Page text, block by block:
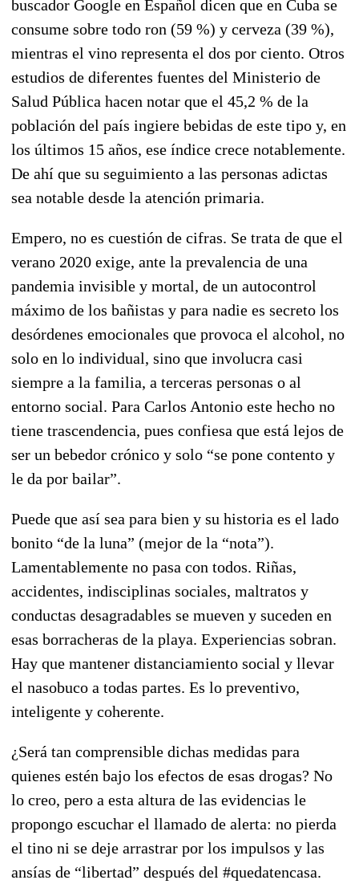
buscador Google en Español dicen que en Cuba se
consume sobre todo ron (59 %) y cerveza (39 %),
mientras el vino representa el dos por ciento. Otros
estudios de diferentes fuentes del Ministerio de
Salud Pública hacen notar que el 45,2 % de la
población del país ingiere bebidas de este tipo y, en
los últimos 15 años, ese índice crece notablemente.
De ahí que su seguimiento a las personas adictas
sea notable desde la atención primaria.
Empero, no es cuestión de cifras. Se trata de que el
verano 2020 exige, ante la prevalencia de una
pandemia invisible y mortal, de un autocontrol
máximo de los bañistas y para nadie es secreto los
desórdenes emocionales que provoca el alcohol, no
solo en lo individual, sino que involucra casi
siempre a la familia, a terceras personas o al
entorno social. Para Carlos Antonio este hecho no
tiene trascendencia, pues confiesa que está lejos de
ser un bebedor crónico y solo “se pone contento y
le da por bailar”.
Puede que así sea para bien y su historia es el lado
bonito “de la luna” (mejor de la “nota”).
Lamentablemente no pasa con todos. Riñas,
accidentes, indisciplinas sociales, maltratos y
conductas desagradables se mueven y suceden en
esas borracheras de la playa. Experiencias sobran.
Hay que mantener distanciamiento social y llevar
el nasobuco a todas partes. Es lo preventivo,
inteligente y coherente.
¿Será tan comprensible dichas medidas para
quienes estén bajo los efectos de esas drogas? No
lo creo, pero a esta altura de las evidencias le
propongo escuchar el llamado de alerta: no pierda
el tino ni se deje arrastrar por los impulsos y las
ansías de “libertad” después del #quedatencasa.